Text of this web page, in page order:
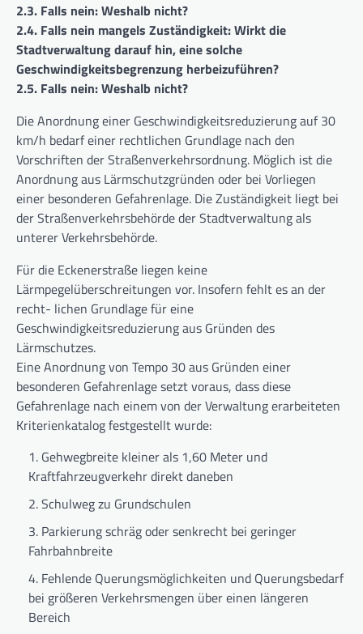
2.3. Falls nein: Weshalb nicht?
2.4. Falls nein mangels Zuständigkeit: Wirkt die
Stadtverwaltung darauf hin, eine solche
Geschwindigkeitsbegrenzung herbeizuführen?
2.5. Falls nein: Weshalb nicht?
Die Anordnung einer Geschwindigkeitsreduzierung auf 30
km/h bedarf einer rechtlichen Grundlage nach den
Vorschriften der Straßenverkehrsordnung. Möglich ist die
Anordnung aus Lärmschutzgründen oder bei Vorliegen
einer besonderen Gefahrenlage. Die Zuständigkeit liegt bei
der Straßenverkehrsbehörde der Stadtverwaltung als
unterer Verkehrsbehörde.
Für die Eckenerstraße liegen keine
Lärmpegelüberschreitungen vor. Insofern fehlt es an der
recht- lichen Grundlage für eine
Geschwindigkeitsreduzierung aus Gründen des
Lärmschutzes.
Eine Anordnung von Tempo 30 aus Gründen einer
besonderen Gefahrenlage setzt voraus, dass diese
Gefahrenlage nach einem von der Verwaltung erarbeiteten
Kriterienkatalog festgestellt wurde:
Gehwegbreite kleiner als 1,60 Meter und
Kraftfahrzeugverkehr direkt daneben
Schulweg zu Grundschulen
Parkierung schräg oder senkrecht bei geringer
Fahrbahnbreite
Fehlende Querungsmöglichkeiten und Querungsbedarf
bei größeren Verkehrsmengen über einen längeren
Bereich